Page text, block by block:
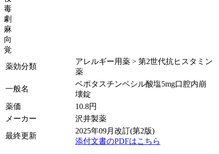
毒
劇
麻
向
覚
薬効分類
アレルギー用薬 > 第2世代抗ヒスタミン
薬
一般名
ベポタスチンベシル酸塩5mg口腔内崩
壊錠
薬価
10.8円
メーカー
沢井製薬
最終更新
2025年09月改訂(第2版)
添付文書のPDFはこちら